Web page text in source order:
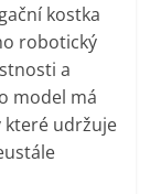
kostka
robotický
a
model má
které udržuje